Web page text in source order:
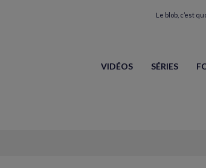
Le blob, c’est
VIDÉOS SÉRIES